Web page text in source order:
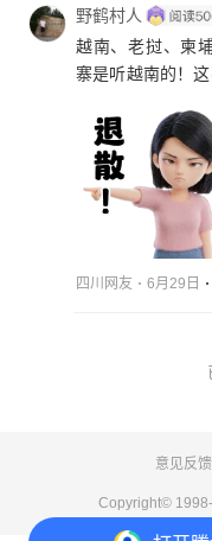
野鹤村人
越南、老挝、柬
寨是听越南的！
四川网友 6月29日
意见反馈
Copyright© 1998-